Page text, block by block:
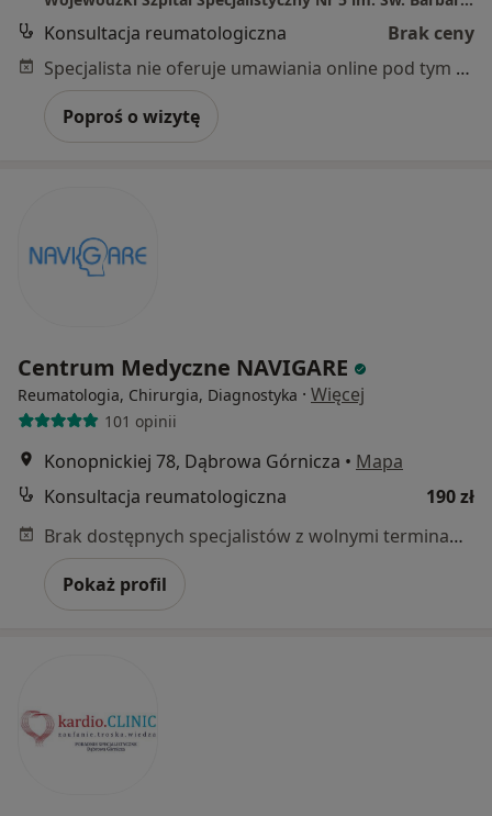
Konsultacja reumatologiczna
Brak ceny
Specjalista nie oferuje umawiania online pod tym adresem.
Poproś o wizytę
Centrum Medyczne NAVIGARE
Reumatologia, Chirurgia, Diagnostyka · Więcej
101 opinii
Konopnickiej 78, Dąbrowa Górnicza • Mapa
Konsultacja reumatologiczna
190 zł
Brak dostępnych specjalistów z wolnymi terminami w tym centrum medycznym.
Pokaż profil